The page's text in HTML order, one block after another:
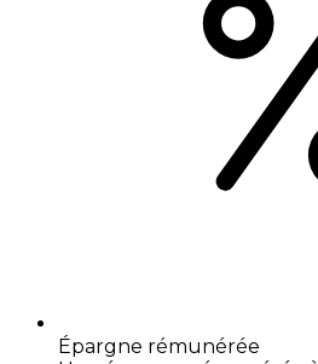
Épargne rémunérée